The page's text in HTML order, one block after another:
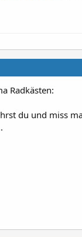
Radkästen:
du und miss